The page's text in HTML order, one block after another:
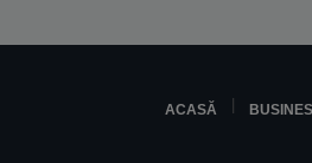
ACASĂ